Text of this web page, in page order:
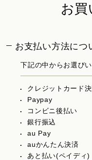
お買
お支払い方法につ
下記の中からお選びい
クレジットカード
Paypay
コンビニ後払い
銀行振込
au Pay
auかんたん決済
あと払い(ペイディ)